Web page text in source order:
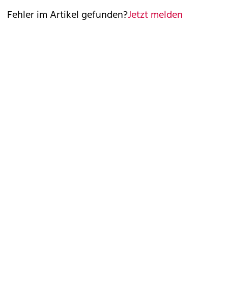
Fehler im Artikel gefunden?Jetzt melden